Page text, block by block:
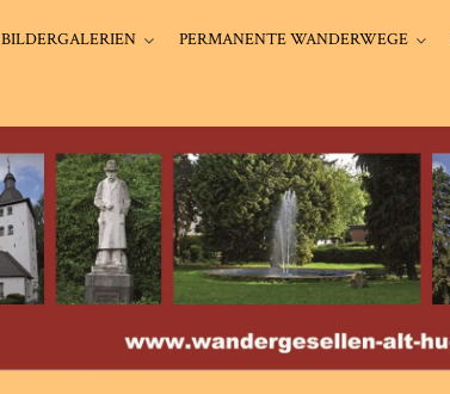
BILDERGALERIEN PERMANENTE WANDERWEGE